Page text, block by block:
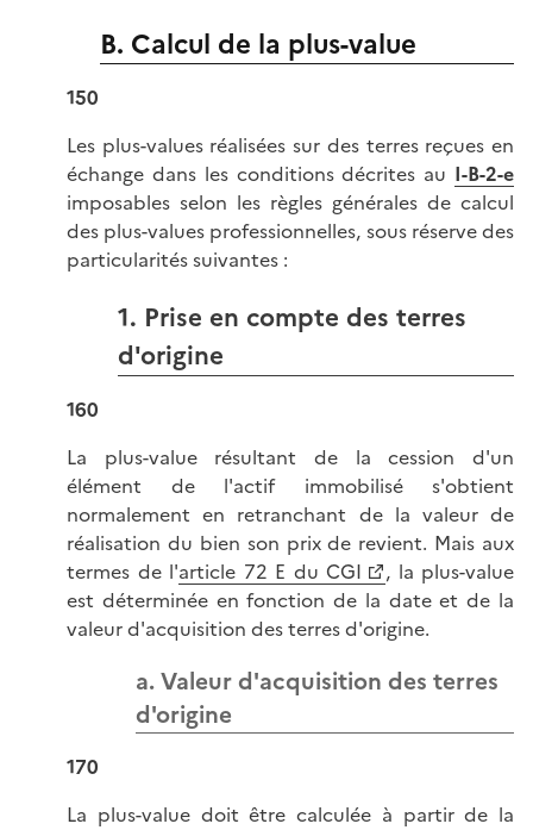
B. Calcul de la plus-value
150
Les plus-values réalisées sur des terres reçues en
échange dans les conditions décrites au I-B-2-e
imposables selon les règles générales de calcul
des plus-values professionnelles, sous réserve des
particularités suivantes :
1. Prise en compte des terres
d'origine
160
La plus-value résultant de la cession d'un
élément de l'actif immobilisé s'obtient
normalement en retranchant de la valeur de
réalisation du bien son prix de revient. Mais aux
termes de l'article 72 E du CGI
, la plus-value
est déterminée en fonction de la date et de la
valeur d'acquisition des terres d'origine.
a. Valeur d'acquisition des terres
d'origine
170
La plus-value doit être calculée à partir de la